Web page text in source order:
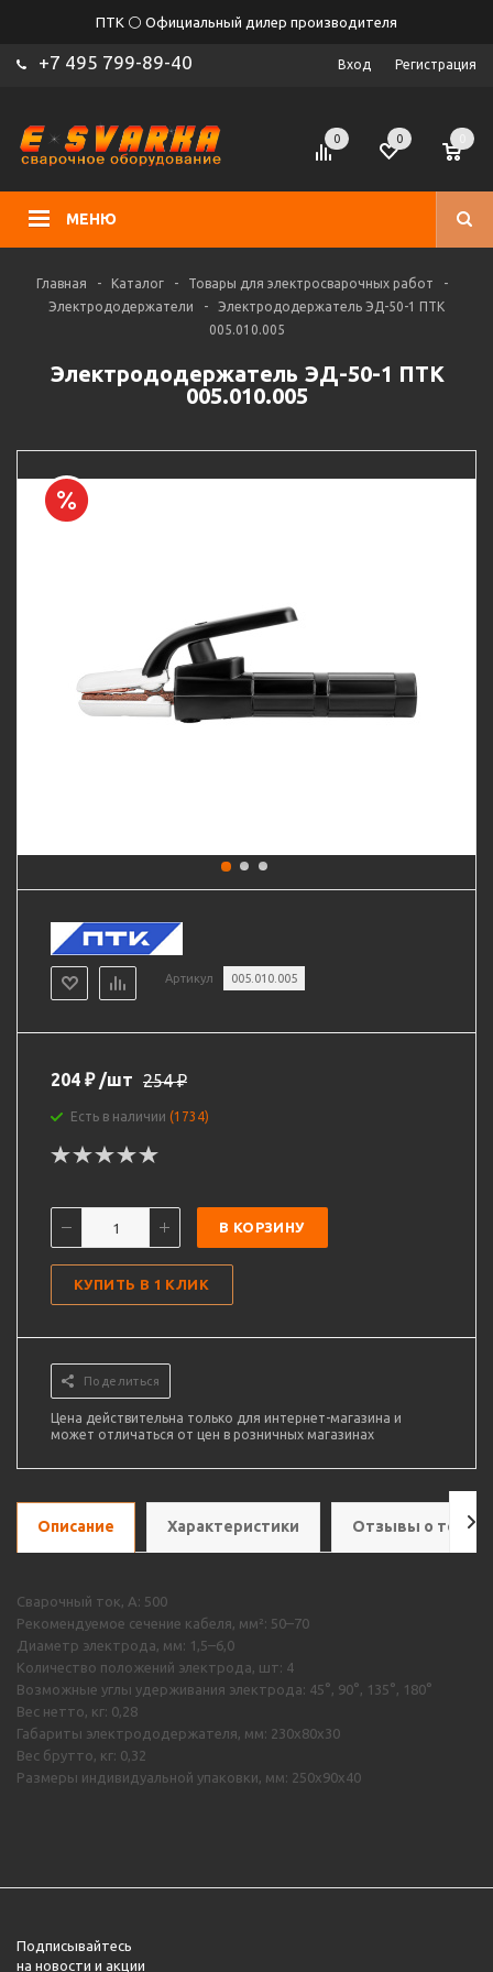
ПТК ⚪ Официальный дилер производителя
+7 495 799-89-40 Вход Регистрация
МЕНЮ
0 0
Главная - Каталог - Товары для электросварочных работ
-
Электрододержатели
-
Электрододержатель ЭД-50-1 ПТК
005.010.005
Электрододержатель ЭД-50-1 ПТК
005.010.005
Артикул 005.010.005
204 ₽ /шт 254₽
Есть в наличии (1734)
В КОРЗИНУ
КУПИТЬ В 1 КЛИК
Поделиться
Цена действительна только для интернет-магазина и
может отличаться от цен в розничных магазинах
Описание Характеристики Отзывы о
Сварочный ток, А: 500
Рекомендуемое сечение кабеля, мм²: 50–70
Диаметр электрода, мм: 1,5–6,0
Количество положений электрода, шт: 4
Возможные углы удерживания электрода: 45°, 90°, 135°, 180°
Вес нетто, кг: 0,28
Габариты электрододержателя, мм: 230х80х30
Вес брутто, кг: 0,32
Размеры индивидуальной упаковки, мм: 250х90х40
Подписывайтесь
на новости и акции